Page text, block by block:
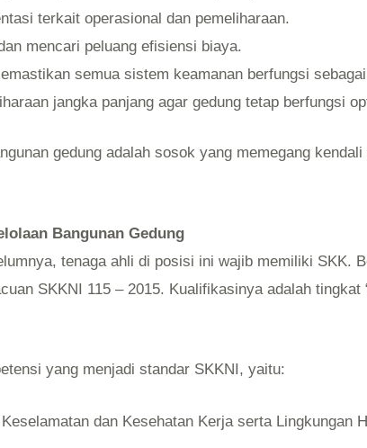
terkait operasional dan pemeliharaan.
mencari peluang efisiensi biaya.
semua sistem keamanan berfungsi
jangka panjang agar gedung tetap berfungsi
gedung adalah sosok yang memegang
Bangunan Gedung
tenaga ahli di posisi ini wajib memiliki SKK.
SKKNI 115 – 2015. Kualifikasinya adalah
yang menjadi standar SKKNI, yaitu:
dan Kesehatan Kerja serta Lingkungan